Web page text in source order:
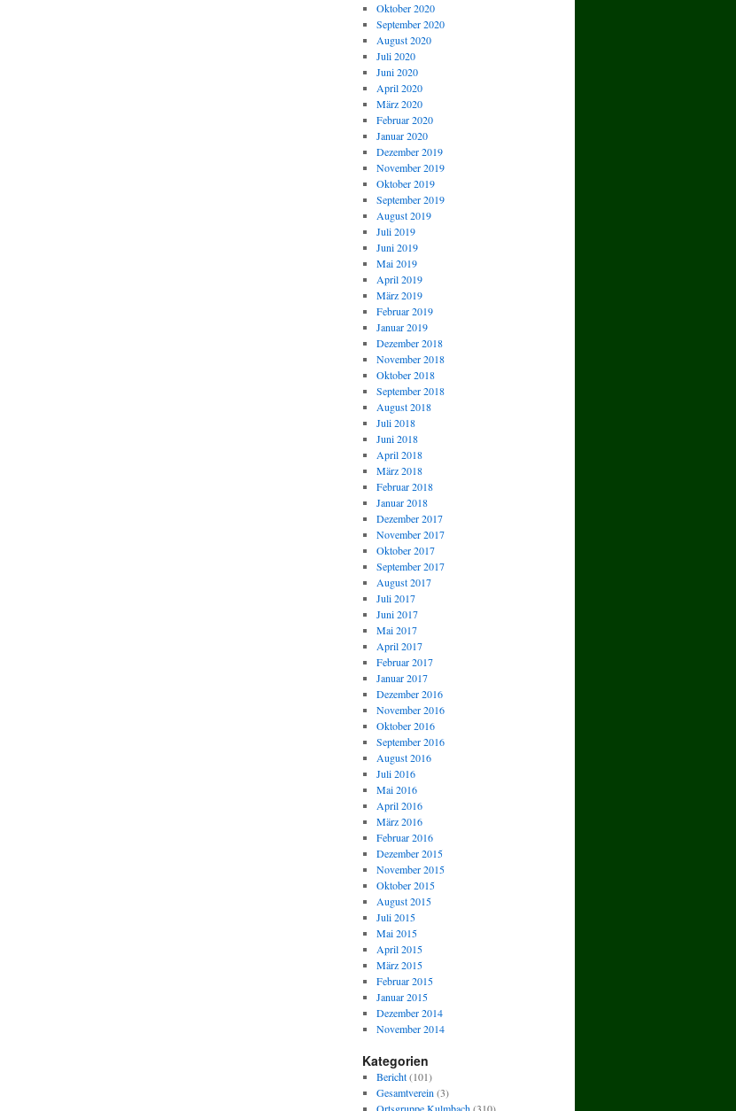
Oktober 2020
September 2020
August 2020
Juli 2020
Juni 2020
April 2020
März 2020
Februar 2020
Januar 2020
Dezember 2019
November 2019
Oktober 2019
September 2019
August 2019
Juli 2019
Juni 2019
Mai 2019
April 2019
März 2019
Februar 2019
Januar 2019
Dezember 2018
November 2018
Oktober 2018
September 2018
August 2018
Juli 2018
Juni 2018
April 2018
März 2018
Februar 2018
Januar 2018
Dezember 2017
November 2017
Oktober 2017
September 2017
August 2017
Juli 2017
Juni 2017
Mai 2017
April 2017
Februar 2017
Januar 2017
Dezember 2016
November 2016
Oktober 2016
September 2016
August 2016
Juli 2016
Mai 2016
April 2016
März 2016
Februar 2016
Dezember 2015
November 2015
Oktober 2015
August 2015
Juli 2015
Mai 2015
April 2015
März 2015
Februar 2015
Januar 2015
Dezember 2014
November 2014
Kategorien
Bericht(101)
Gesamtverein (3)